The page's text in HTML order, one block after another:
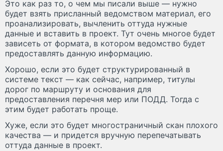
Это как раз то, о чем мы писали выше — нужно
будет взять присланный ведомством материал, его
проанализировать, вычленить оттуда нужные
данные и вставить в проект. Тут очень многое будет
зависеть от формата, в котором ведомство будет
предоставлять данную информацию.
Хорошо, если это будет структурированный в
системе текст — как сейчас, например, титулы
дорог по маршруту и основания для
предоставления перечня мер или ПОДД. Тогда с
этим будет работать проще.
Хуже, если это будет многостраничный скан плохого
качества — и придется вручную перепечатывать
оттуда данные в проект.